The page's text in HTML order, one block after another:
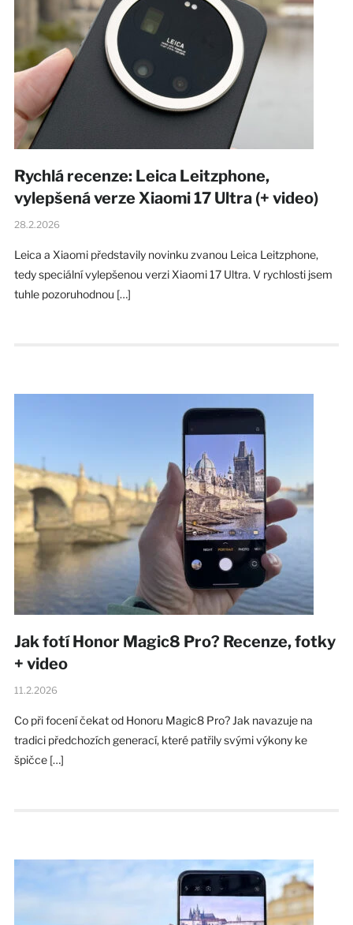
Rychlá recenze: Leica Leitzphone,
vylepšená verze Xiaomi 17 Ultra (+ video)
28.2.2026
Leica a Xiaomi představily novinku zvanou Leica Leitzphone,
tedy speciální vylepšenou verzi Xiaomi 17 Ultra. V rychlosti jsem
tuhle pozoruhodnou […]
Jak fotí Honor Magic8 Pro? Recenze, fotky
+ video
11.2.2026
Co při focení čekat od Honoru Magic8 Pro? Jak navazuje na
tradici předchozích generací, které patřily svými výkony ke
špičce […]